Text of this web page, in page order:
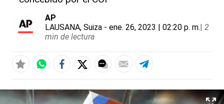
AP
LAUSANA, Suiza - ene. 26, 2023 | 02:20 p. m.| 2
min de lectura